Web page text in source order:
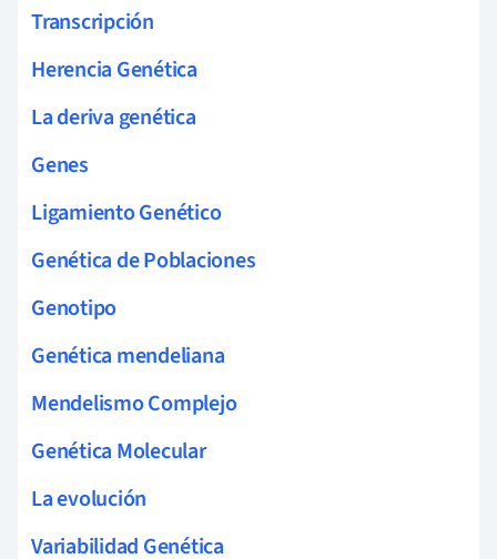
Transcripción
Herencia Genética
La deriva genética
Genes
Ligamiento Genético
Genética de Poblaciones
Genotipo
Genética mendeliana
Mendelismo Complejo
Genética Molecular
La evolución
Variabilidad Genética